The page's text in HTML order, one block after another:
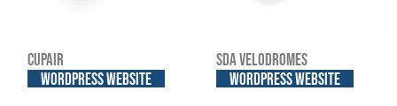
Cupair
WordPress website
SDA Velodromes
WordPress website